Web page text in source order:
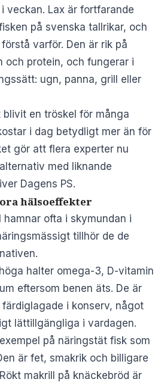
veckan. Lax är fortfarande
på svenska tallrikar, och
varför. Den är rik på
och protein, och fungerar i
ugn, panna, grill eller
en tröskel för många
i dag betydligt mer än för
gör att flera experter nu
med liknande
Dagens PS.
hälsoeffekter
hamnar ofta i skymundan i
tillhör de de
halter omega-3, D-vitamin
eftersom benen äts. De är
i konserv, något
lättillgängliga i vardagen.
på näringstät fisk som
är fet, smakrik och billigare
makrill på knäckebröd är